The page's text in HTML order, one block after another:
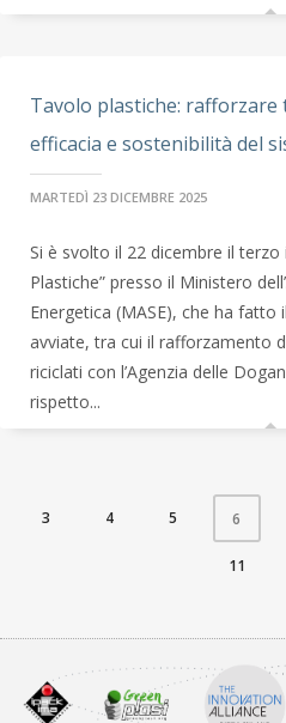
Tavolo plastiche: rafforzare
efficacia e sostenibilità del
MARTEDÌ 23 DICEMBRE 2025
Si è svolto il 22 dicembre il
Plastiche” presso il Ministero
Energetica (MASE), che ha fatto
avviate, tra cui il rafforzamento
riciclati con l’Agenzia delle
rispetto...
3 4 5 6
11